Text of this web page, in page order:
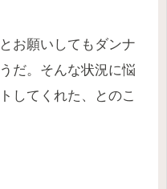
お願いしてもダンナ
だ。そんな状況に悩
してくれた、とのこ